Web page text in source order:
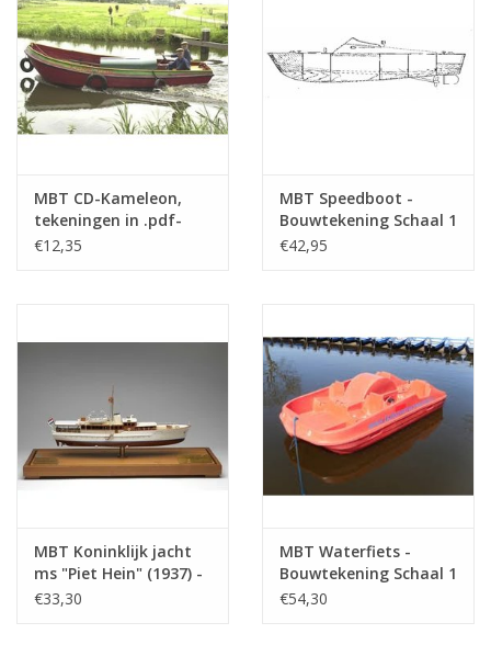
MBT CD-Kameleon,
tekeningen in .pdf-
formaat -
€12,35
MBT Speedboot -
Bouwtekening Schaal 1
: N/A (10.16.017)
€42,95
MBT Koninklijk jacht
ms "Piet Hein" (1937) -
Bouwtekening Schaal 1
€33,30
MBT Waterfiets -
Bouwtekening Schaal 1
: 3 (10.16.015)
€54,30